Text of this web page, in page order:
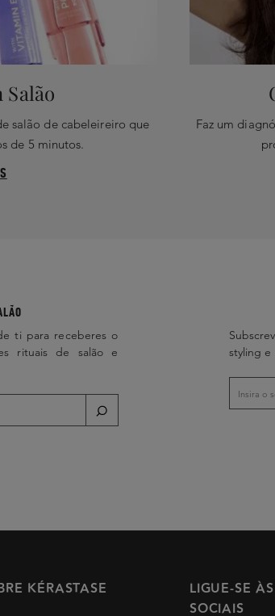
salão de cabeleireiro que
de 5 minutos.
Faz um
ti para receberes o
rituais de salão e
styling e
KÉRASTASE
LIGUE-SE
SOCIAIS